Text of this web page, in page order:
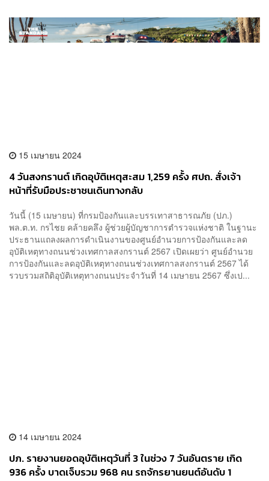
15 เมษายน 2024
4 วันสงกรานต์ เกิดอุบัติเหตุสะสม 1,259 ครั้ง ศปถ. สั่งเจ้า
หน้าที่รับมือประชาชนเดินทางกลับ
วันนี้ (15 เมษายน) ที่กรมป้องกันและบรรเทาสาธารณภัย (ปภ.)
พล.ต.ท. กรไชย คล้ายคลึง ผู้ช่วยผู้บัญชาการตำรวจแห่งชาติ ในฐานะ
ประธานแถลงผลการดำเนินงานของศูนย์อำนวยการป้องกันและลด
อุบัติเหตุทางถนนช่วงเทศกาลสงกรานต์ 2567 เปิดเผยว่า ศูนย์อำนวย
การป้องกันและลดอุบัติเหตุทางถนนช่วงเทศกาลสงกรานต์ 2567 ได้
รวบรวมสถิติอุบัติเหตุทางถนนประจำวันที่ 14 เมษายน 2567 ซึ่งเป...
14 เมษายน 2024
ปภ. รายงานยอดอุบัติเหตุวันที่ 3 ในช่วง 7 วันอันตราย เกิด
936 ครั้ง บาดเจ็บรวม 968 คน รถจักรยานยนต์อันดับ 1